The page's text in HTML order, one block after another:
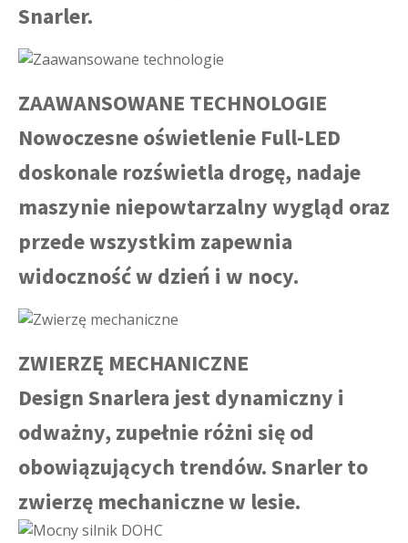
Snarler.
ZAAWANSOWANE TECHNOLOGIE
Nowoczesne oświetlenie Full-LED
doskonale rozświetla drogę, nadaje
maszynie niepowtarzalny wygląd oraz
przede wszystkim zapewnia
widoczność w dzień i w nocy.
ZWIERZĘ MECHANICZNE
Design Snarlera jest dynamiczny i
odważny, zupełnie różni się od
obowiązujących trendów. Snarler to
zwierzę mechaniczne w lesie.